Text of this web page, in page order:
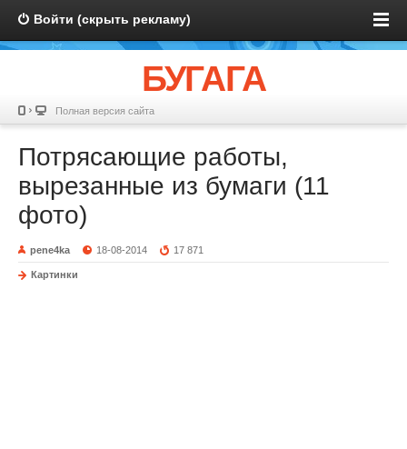
Войти (скрыть рекламу)
БУГАГА
Полная версия сайта
Потрясающие работы,
вырезанные из бумаги (11
фото)
pene4ka 18-08-2014 17 871
Картинки